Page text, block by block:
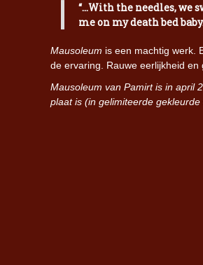
“…With the needles, we
me on my death bed
Mausoleum is een machtig werk.
de ervaring. Rauwe eerlijkheid
Mausoleum van Pamirt is in april
plaat is (in gelimiteerde